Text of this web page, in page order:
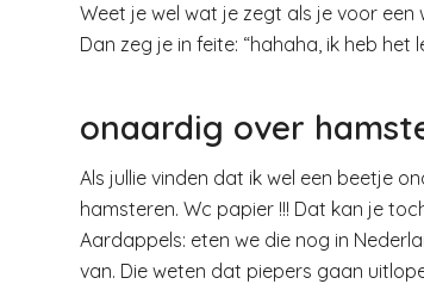
Weet je wel wat je zegt als je voor een
Dan zeg je in feite: “hahaha, ik heb het
onaardig over
Als jullie vinden dat ik wel een beetje
hamsteren. Wc papier !!! Dat kan je
Aardappels: eten we die nog in
van. Die weten dat piepers gaan